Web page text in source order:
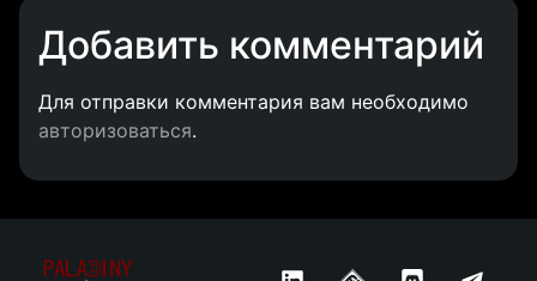
Добавить комментарий
Для отправки комментария вам необходимо
авторизоваться.